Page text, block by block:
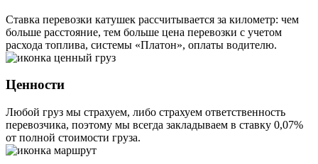
Ставка перевозки катушек рассчитывается за километр: чем
больше расстояние, тем больше цена перевозки с учетом
расхода топлива, системы «Платон», оплаты водителю.
Ценности
Любой груз мы страхуем, либо страхуем ответственность
перевозчика, поэтому мы всегда закладываем в ставку 0,07%
от полной стоимости груза.